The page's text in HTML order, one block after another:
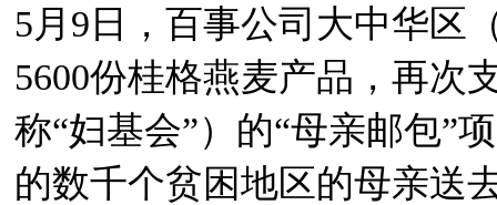
5月9日，百事公司大中华区
5600份桂格燕麦产品，再次
称“妇基会”）的“母亲邮包”
的数千个贫困地区的母亲送